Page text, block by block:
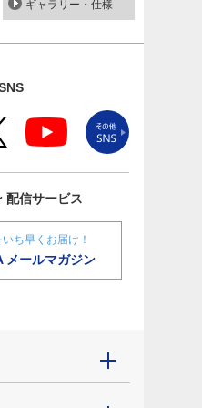
ギャラリー・仕様
配信サービス
ち早くお届け！
メールマガジン